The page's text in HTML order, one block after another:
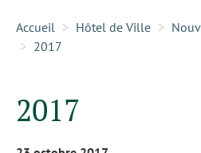
Accueil Hôtel de Ville
2017
2017